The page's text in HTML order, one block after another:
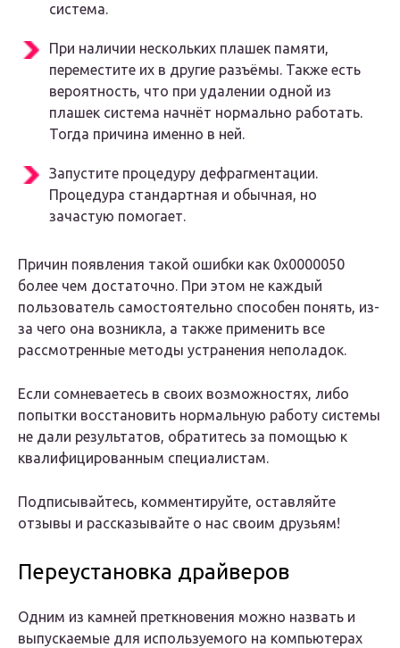
система.
При наличии нескольких плашек памяти,
переместите их в другие разъёмы. Также есть
вероятность, что при удалении одной из
плашек система начнёт нормально работать.
Тогда причина именно в ней.
Запустите процедуру дефрагментации.
Процедура стандартная и обычная, но
зачастую помогает.
Причин появления такой ошибки как 0x0000050
более чем достаточно. При этом не каждый
пользователь самостоятельно способен понять, из-
за чего она возникла, а также применить все
рассмотренные методы устранения неполадок.
Если сомневаетесь в своих возможностях, либо
попытки восстановить нормальную работу системы
не дали результатов, обратитесь за помощью к
квалифицированным специалистам.
Подписывайтесь, комментируйте, оставляйте
отзывы и рассказывайте о нас своим друзьям!
Переустановка драйверов
Одним из камней преткновения можно назвать и
выпускаемые для используемого на компьютерах